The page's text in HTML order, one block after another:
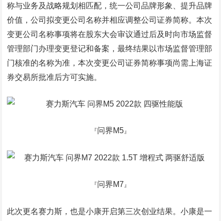
称与业务及战略规划相匹配，统一公司品牌形象、提升品牌
价值，公司拟变更公司名称并相应调整公司证券简称。本次
变更公司名称事项将在股东大会审议通过后及时向市场监督
管理部门办理变更登记和备案，最终结果以市场监督管理部
门核准的名称为准，本次变更公司证券简称事项尚需上海证
券交易所批准后方可实施。
『问界M5』
『问界M7』
此次更名赛力斯，也是小康开启第三次创业结果。小康是一